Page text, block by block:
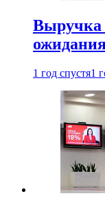
Выручка
1 год спустя1